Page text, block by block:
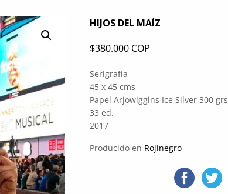
HIJOS DEL MAÍZ
$380.000 COP
Serigrafía
45 x 45 cms
Papel Arjowiggins Ice Silver 300 grs
33 ed.
2017
Producido en Rojinegro